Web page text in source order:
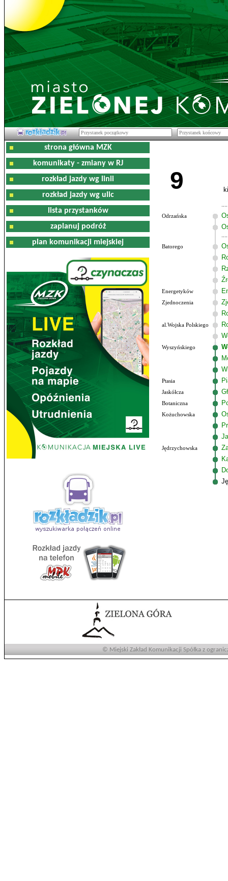
strona główna MZK
komunikaty - zmiany w RJ
rozkład jazdy wg linii
rozkład jazdy wg ulic
lista przystanków
zaplanuj podróż
plan komunikacji miejskiej
9
Odrzańska
Batorego
Energetyków
Zjednoczenia
al.Wojska Polskiego
Wyszyńskiego
Ptasia
Jaskółcza
Botaniczna
Kożuchowska
Jędrzychowska
© Miejski Zakład Komunikacji Spółka z